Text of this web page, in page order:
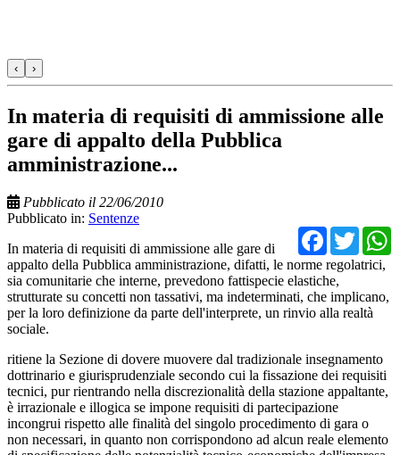
‹ ›
In materia di requisiti di ammissione alle
gare di appalto della Pubblica
amministrazione...
Pubblicato il 22/06/2010
Pubblicato in: Sentenze
In materia di requisiti di ammissione alle gare di
appalto della Pubblica amministrazione, difatti, le norme regolatrici,
sia comunitarie che interne, prevedono fattispecie elastiche,
strutturate su concetti non tassativi, ma indeterminati, che implicano,
per la loro definizione da parte dell'interprete, un rinvio alla realtà
sociale.
ritiene la Sezione di dovere muovere dal tradizionale insegnamento
dottrinario e giurisprudenziale secondo cui la fissazione dei requisiti
tecnici, pur rientrando nella discrezionalità della stazione appaltante,
è irrazionale e illogica se impone requisiti di partecipazione
incongrui rispetto alle finalità del singolo procedimento di gara o
non necessari, in quanto non corrispondono ad alcun reale elemento